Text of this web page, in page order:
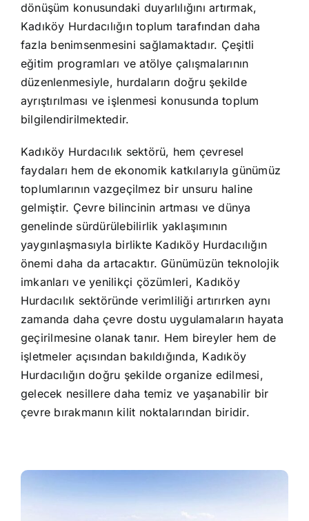
dönüşüm konusundaki duyarlılığını artırmak,
Kadıköy Hurdacılığın toplum tarafından daha
fazla benimsenmesini sağlamaktadır. Çeşitli
eğitim programları ve atölye çalışmalarının
düzenlenmesiyle, hurdaların doğru şekilde
ayrıştırılması ve işlenmesi konusunda toplum
bilgilendirilmektedir.
Kadıköy Hurdacılık sektörü, hem çevresel
faydaları hem de ekonomik katkılarıyla günümüz
toplumlarının vazgeçilmez bir unsuru haline
gelmiştir. Çevre bilincinin artması ve dünya
genelinde sürdürülebilirlik yaklaşımının
yaygınlaşmasıyla birlikte Kadıköy Hurdacılığın
önemi daha da artacaktır. Günümüzün teknolojik
imkanları ve yenilikçi çözümleri, Kadıköy
Hurdacılık sektöründe verimliliği artırırken aynı
zamanda daha çevre dostu uygulamaların hayata
geçirilmesine olanak tanır. Hem bireyler hem de
işletmeler açısından bakıldığında, Kadıköy
Hurdacılığın doğru şekilde organize edilmesi,
gelecek nesillere daha temiz ve yaşanabilir bir
çevre bırakmanın kilit noktalarından biridir.